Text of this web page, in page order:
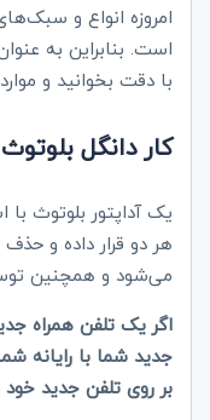
امروزه انواع و
است. بنابراین به
با دقت بخوانید و
کار دانگل
هر دو قرار داده و
می‌شود و همچنین
بر روی تلفن جدید